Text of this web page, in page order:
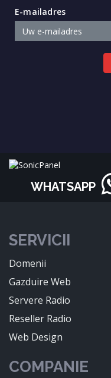
E-mailadres
WHATSAPP
SERVICII
Domenii
Gazduire Web
Servere Radio
Reseller Radio
Web Design
COMPANIE